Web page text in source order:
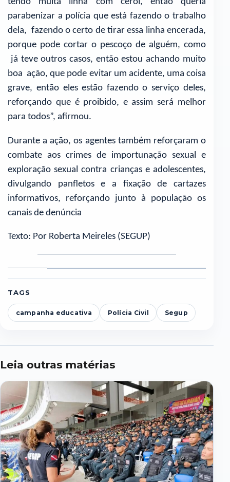
parabenizar a polícia que está fazendo o trabalho
dela, fazendo o certo de tirar essa linha encerada,
porque pode cortar o pescoço de alguém, como
já teve outros casos, então estou achando muito
boa ação, que pode evitar um acidente, uma coisa
grave, então eles estão fazendo o serviço deles,
reforçando que é proibido, e assim será melhor
para todos”, afirmou.
Durante a ação, os agentes também reforçaram o
combate aos crimes de importunação sexual e
exploração sexual contra crianças e adolescentes,
divulgando panfletos e a fixação de cartazes
informativos, reforçando junto à população os
canais de denúncia
Texto: Por Roberta Meireles (SEGUP)
Foto
1
Foto
2
Foto
3
Foto
4
Foto
5
TAGS
campanha educativa Polícia Civil Segup
Leia outras matérias